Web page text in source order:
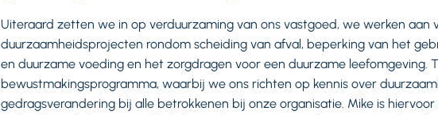
Uiteraard zetten we in op verduurzaming van ons vastgoed, we werken aan
duurzaamheidsprojecten rondom scheiding van afval, beperking van het
en duurzame voeding en het zorgdragen voor een duurzame leefomgeving.
bewustmakingsprogramma, waarbij we ons richten op kennis over
gedragsverandering bij alle betrokkenen bij onze organisatie. Mike is